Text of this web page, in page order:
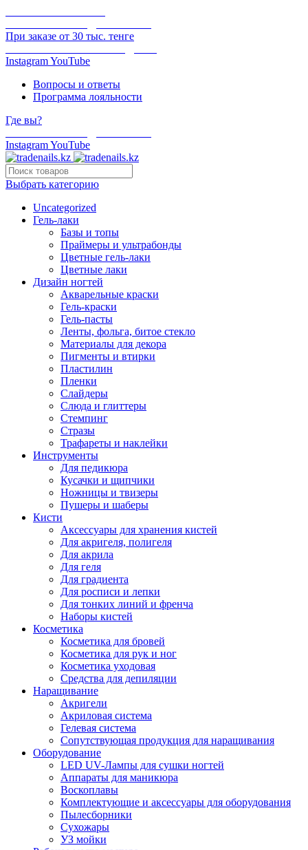
При заказе от 30 тыс. тенге
InstagramYouTube
Вопросы и ответы
Программа лояльности
Где вы?
InstagramYouTube
Выбрать категорию
Uncategorized
Гель-лаки
Базы и топы
Праймеры и ультрабонды
Цветные гель-лаки
Цветные лаки
Дизайн ногтей
Акварельные краски
Гель-краски
Гель-пасты
Ленты, фольга, битое стекло
Материалы для декора
Пигменты и втирки
Пластилин
Пленки
Слайдеры
Слюда и глиттеры
Стемпинг
Стразы
Трафареты и наклейки
Инструменты
Для педикюра
Кусачки и щипчики
Ножницы и твизеры
Пушеры и шаберы
Кисти
Аксессуары для хранения кистей
Для акригеля, полигеля
Для акрила
Для геля
Для градиента
Для росписи и лепки
Для тонких линий и френча
Наборы кистей
Косметика
Косметика для бровей
Косметика для рук и ног
Косметика уходовая
Средства для депиляции
Наращивание
Акригели
Акриловая система
Гелевая система
Сопутствующая продукция для наращивания
Оборудование
LED UV-Лампы для сушки ногтей
Аппараты для маникюра
Воскоплавы
Комплектующие и аксессуары для оборудования
Пылесборники
Сухожары
УЗ мойки